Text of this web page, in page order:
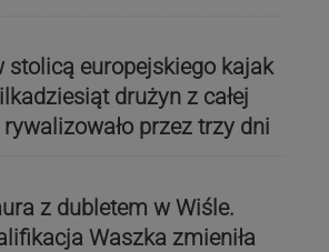
stolicą europejskiego kajak
drużyn z całej
rywalizowało przez trzy dni
z dubletem w Wiśle.
Waszka zmieniła